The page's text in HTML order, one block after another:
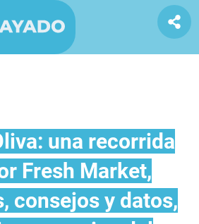
una recorrida
Fresh Market,
consejos y datos,